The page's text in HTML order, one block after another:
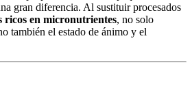
gran diferencia. Al sustituir procesados
ricos en micronutrientes, no solo
también el estado de ánimo y el